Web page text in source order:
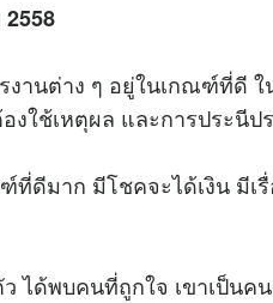
านต่าง ๆ อยู่ในเกณฑ์ที่ดี
งใช้เหตุผล และการประนีป
ดีมาก มีโชคจะได้เงิน มีเ
ได้พบคนที่ถูกใจ เขาเป็นค